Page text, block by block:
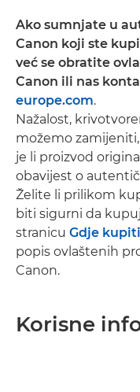
Ako sumnjate u
Canon koji ste
već se obratite
Canon ili nas
europe.com.
Nažalost,
možemo
je li proizvod
obavijest o
Želite li prilikom
biti sigurni da
stranicu Gdje kupiti
popis ovlaštenih
Canon.
Korisne